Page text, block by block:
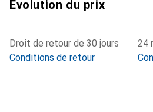
Évolution du prix
Droit de retour de 30 jours
Conditions de retour
24